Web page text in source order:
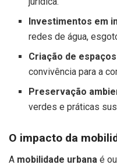
Investimentos em
redes de água,
Criação de
convivência para a
Preservação
verdes e práticas
O impacto da
A mobilidade urbana é